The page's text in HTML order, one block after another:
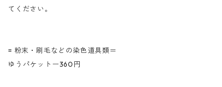
てください。
= 粉末・刷毛などの染色道具類＝
ゆうパケットー360円